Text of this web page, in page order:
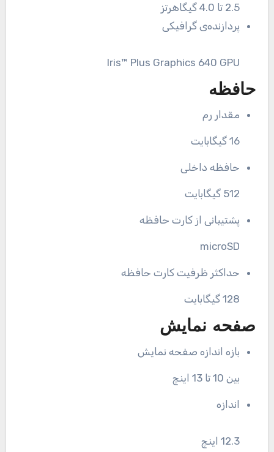
2.5 تا 4.0 گیگاهرتز
پردازنده‌ی گرافیکی
Iris™ Plus Graphics 640 GPU
حافظه
مقدار رم
16 گیگابایت
حافظه داخلی
512 گیگابایت
پشتیبانی از کارت حافظه
microSD
حداکثر ظرفیت کارت حافظه
128 گیگابایت
صفحه نمایش
بازه اندازه صفحه نمایش
بین 10 تا 13 اینچ
اندازه
12.3 اینچ